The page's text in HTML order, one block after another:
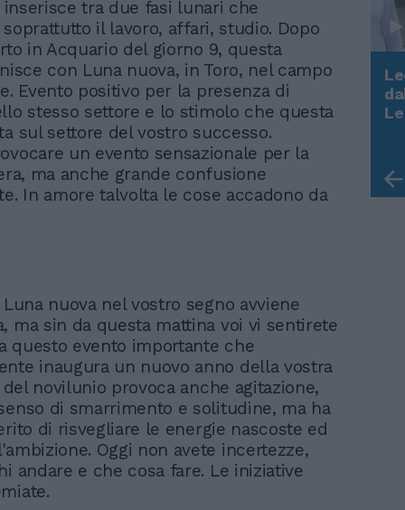
tra due fasi lunari che
il lavoro, affari, studio. Dopo
in Acquario del giorno 9, questa
con Luna nuova, in Toro, nel campo
Evento positivo per la presenza di
stesso settore e lo stimolo che questa
sul settore del vostro successo.
un evento sensazionale per la
ma anche grande confusione
In amore talvolta le cose accadono da
nuova nel vostro segno avviene
ma sin da questa mattina voi vi sentirete
questo evento importante che
inaugura un nuovo anno della vostra
del novilunio provoca anche agitazione,
di smarrimento e solitudine, ma ha
di risvegliare le energie nascoste ed
Oggi non avete incertezze,
andare e che cosa fare. Le iniziative
Rudy Giuliani a Come States?
Trump, Meloni e la strategia
americana